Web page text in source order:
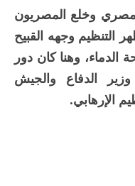
وخلع المصريون
وجهه القبيح
الدماء، وهنا كان دور
الدفاع والجيش
الإرهابي.